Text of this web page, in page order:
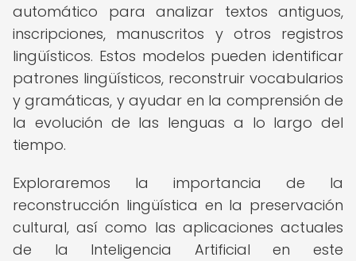
automático para analizar textos antiguos,
inscripciones, manuscritos y otros registros
lingüísticos. Estos modelos pueden identificar
patrones lingüísticos, reconstruir vocabularios
y gramáticas, y ayudar en la comprensión de
la evolución de las lenguas a lo largo del
tiempo.
Exploraremos la importancia de la
reconstrucción lingüística en la preservación
cultural, así como las aplicaciones actuales
de la Inteligencia Artificial en este